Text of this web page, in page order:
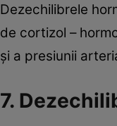
Dezechilibrele
de cortizol –
şi a presiunii
7.